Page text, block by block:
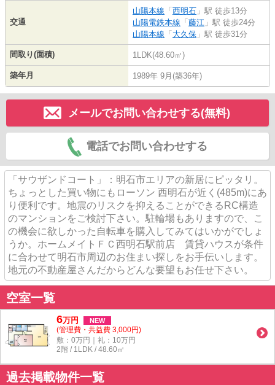
交通
山陽本線 「 西明石 」駅 徒歩13分
山陽電鉄本線 「 藤江 」駅 徒歩24分
山陽本線 「 大久保 」駅 徒歩31分
間取り(面積) 1LDK(48.60㎡)
築年月 1989年 9月(築36年)
メールでお問い合わせする(無料)
電話でお問い合わせする
「サウザンドコート」：明石市エリアの新居にピッタリ。
ちょっとした買い物にもローソン 西明石が近く(485m)にあ
り便利です。地震のリスクを抑えることができるRC構造
のマンションをご検討下さい。駐輪場もありますので、こ
の機会に欲しかった自転車を購入してみてはいかがでしょ
うか。ホームメイトＦＣ西明石駅前店 賃貸ハウスが条件
に合わせて明石市周辺のお住まい探しをお手伝いします。
地元の不動産屋さんだからどんな要望もお任せ下さい。
空室一覧
6万円 NEW
(管理費・共益費 3,000円)
敷：0万円｜礼：10万円
2階 / 1LDK / 48.60㎡
過去掲載物件一覧